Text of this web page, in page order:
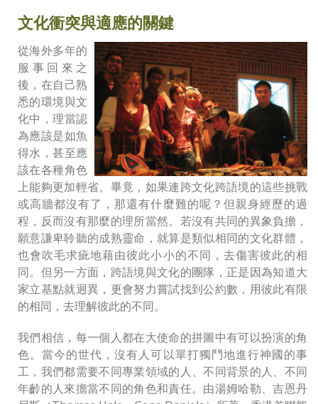
文化衝突與適應的關鍵
從海外多年的
服事回來之
後，在自己熟
悉的環境與文
化中，理當認
為應該是如魚
得水，甚至應
該在各種角色
上能夠更加輕省。畢竟，如果連跨文化跨語境的這些挑戰
或高牆都沒有了，那還有什麼難的呢？但親身經歷的過
程，反而沒有那麼的理所當然。若沒有共同的異象負擔，
願意謙卑聆聽的成熟靈命，就算是類似相同的文化群體，
也會吹毛求疵地藉由彼此小小的不同，去傷害彼此的相
同。但另一方面，跨語境與文化的團隊，正是因為知道大
家立基點就迥異，更會努力嘗試找到公約數，用彼此有限
的相同，去理解彼此的不同。
我們相信，每一個人都在大使命的拼圖中有可以扮演的角
色。當今的世代，沒有人可以單打獨鬥地進行神國的事
工，我們都需要不同專業領域的人、不同背景的人、不同
年齡的人來擔當不同的角色和責任。由湯姆哈勒、吉恩丹